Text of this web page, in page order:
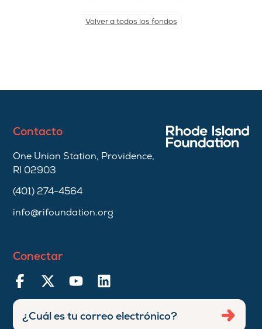
Volver a todos los fondos
Contacto
One Union Station, Providence,
RI 02903
(401) 274-4564
info@rifoundation.org
Conectar
Ingresar
dirección
Enviar